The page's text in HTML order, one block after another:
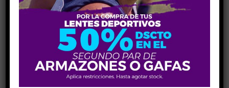
ARMAZONES
Candies CAA0106
IVA no incluido
ARMAZONES
Candies CAA101
$110.00 IVA no incluido